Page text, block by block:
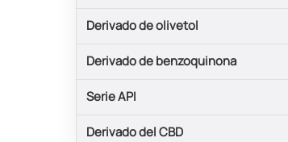
Derivado de olivetol
Derivado de benzoquinona
Serie API
Derivado del CBD